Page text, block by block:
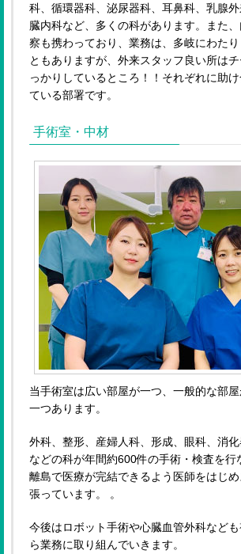
科、循環器科、泌尿器科、耳鼻科、乳腺
臓内科など、多くの科があります。また
察も携わっており、業務は、多岐にわたり
ともありますが、外来スタッフ良い所は
っかりしているところ！！それぞれに助
ている部署です。
手術室・中材
当手術室は広い部屋が一つ、一般的な部
一つあります。
外科、整形、産婦人科、形成、眼科、消
などの科が年間約600件の手術・検査を行
離島で医療が完結できるよう医師をはじ
張っています。 。
今後はロボット手術や心臓血管外科など
ら業務に取り組んでいきます。